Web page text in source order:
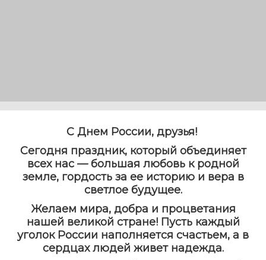
С Днем России, друзья!
Сегодня праздник, который объединяет
всех нас — большая любовь к родной
земле, гордость за ее историю и вера в
светлое будущее.
Желаем мира, добра и процветания
нашей великой стране! Пусть каждый
уголок России наполняется счастьем, а в
сердцах людей живет надежда.